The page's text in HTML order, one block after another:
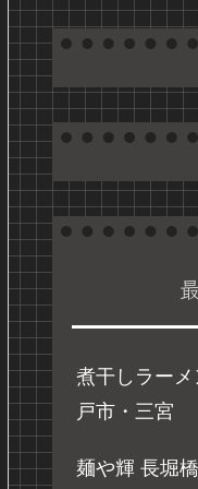
煮干しラー
戸市・三宮
麺や輝 長堀